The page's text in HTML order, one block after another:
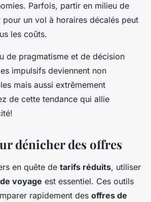
Parfois, partir en milieu de
pour un vol à horaires décalés peut
les coûts.
de pragmatisme et de décision
impulsifs deviennent non
mais aussi extrêmement
de cette tendance qui allie
dénicher des offres
en quête de tarifs réduits, utiliser
voyage est essentiel. Ces outils
rapidement des offres de